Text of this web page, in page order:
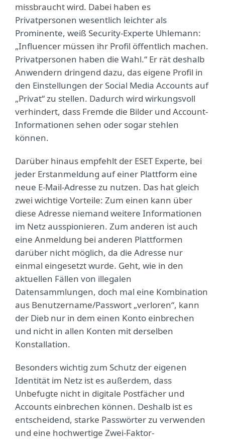
missbraucht wird. Dabei haben es
Privatpersonen wesentlich leichter als
Prominente, weiß Security-Experte Uhlemann:
„Influencer müssen ihr Profil öffentlich machen.
Privatpersonen haben die Wahl.“ Er rät deshalb
Anwendern dringend dazu, das eigene Profil in
den Einstellungen der Social Media Accounts auf
„Privat“ zu stellen. Dadurch wird wirkungsvoll
verhindert, dass Fremde die Bilder und Account-
Informationen sehen oder sogar stehlen
können.
Darüber hinaus empfehlt der ESET Experte, bei
jeder Erstanmeldung auf einer Plattform eine
neue E-Mail-Adresse zu nutzen. Das hat gleich
zwei wichtige Vorteile: Zum einen kann über
diese Adresse niemand weitere Informationen
im Netz ausspionieren. Zum anderen ist auch
eine Anmeldung bei anderen Plattformen
darüber nicht möglich, da die Adresse nur
einmal eingesetzt wurde. Geht, wie in den
aktuellen Fällen von illegalen
Datensammlungen, doch mal eine Kombination
aus Benutzername/Passwort „verloren“, kann
der Dieb nur in dem einen Konto einbrechen
und nicht in allen Konten mit derselben
Konstallation.
Besonders wichtig zum Schutz der eigenen
Identität im Netz ist es außerdem, dass
Unbefugte nicht in digitale Postfächer und
Accounts einbrechen können. Deshalb ist es
entscheidend, starke Passwörter zu verwenden
und eine hochwertige Zwei-Faktor-